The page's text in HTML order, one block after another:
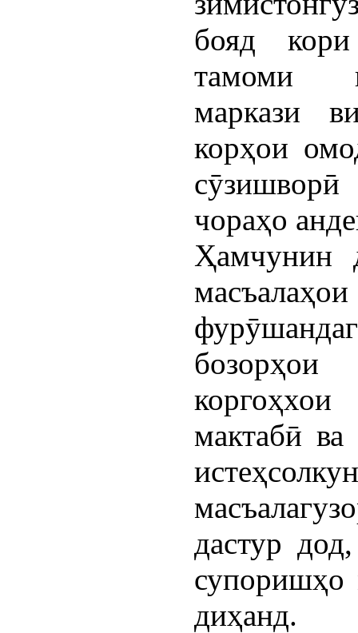
бояд
тамоми
маркази
корҳои
чораҳо
Ҳамчунин
мактабӣ
дастур
супоришҳо
диҳанд.